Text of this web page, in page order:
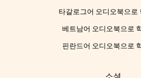
타갈로그어 오디오북으로
베트남어 오디오북으로
핀란드어 오디오북으로